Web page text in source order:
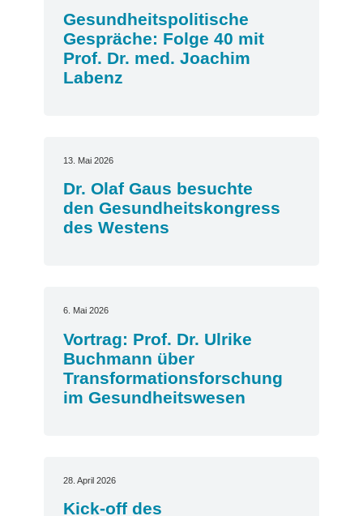
Gesundheitspolitische
Gespräche: Folge 40 mit
Prof. Dr. med. Joachim
Labenz
13. Mai 2026
Dr. Olaf Gaus besuchte
den Gesundheitskongress
des Westens
6. Mai 2026
Vortrag: Prof. Dr. Ulrike
Buchmann über
Transformationsforschung
im Gesundheitswesen
28. April 2026
Kick-off des